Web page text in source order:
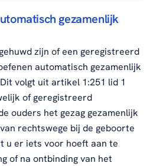
gezamenlijk
zijn of een geregistreerd
automatisch gezamenlijk
volgt uit artikel 1:251 lid 1
of geregistreerd
ouders het gezag gezamenlijk
rechtswege bij de geboorte
u er iets voor hoeft aan te
of na ontbinding van het